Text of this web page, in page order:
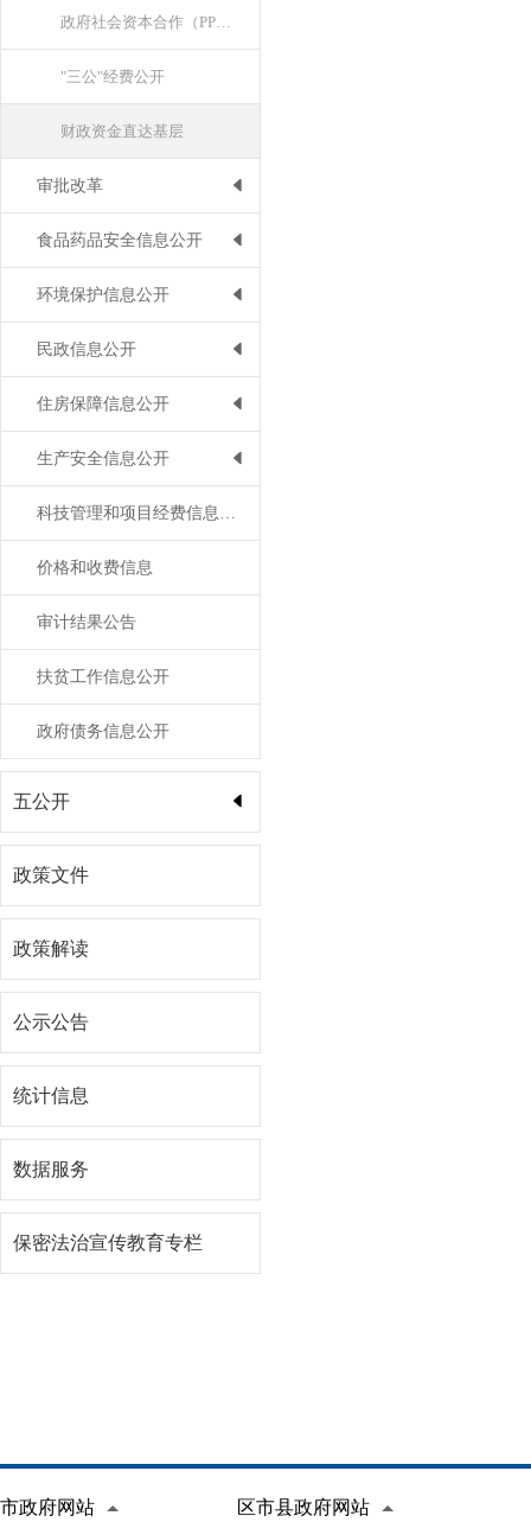
政府社会资本合作（PPP项目）
"三公"经费公开
财政资金直达基层
审批改革
食品药品安全信息公开
环境保护信息公开
民政信息公开
住房保障信息公开
生产安全信息公开
科技管理和项目经费信息公开
价格和收费信息
审计结果公告
扶贫工作信息公开
政府债务信息公开
五公开
政策文件
政策解读
公示公告
统计信息
数据服务
保密法治宣传教育专栏
市政府网站 区市县政府网站